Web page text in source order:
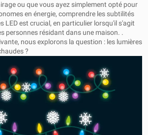
ou que vous ayez simplement opté pour
en énergie, comprendre les subtilités
LED est crucial, en particulier lorsqu'il s'agit
personnes résidant dans une maison. .
nous explorons la question : les lumières
?